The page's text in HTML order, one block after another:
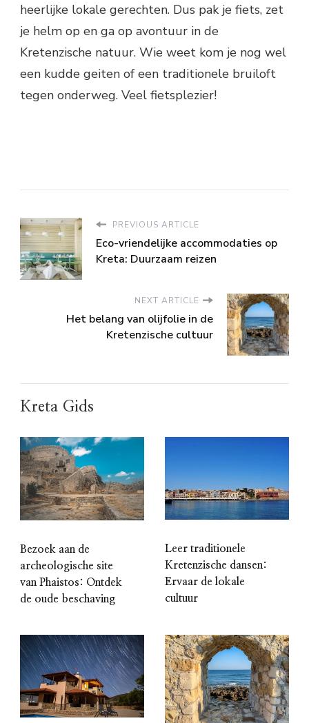
heerlijke lokale gerechten. Dus pak je fiets, zet
je helm op en ga op avontuur in de
Kretenzische natuur. Wie weet kom je nog wel
een kudde geiten of een traditionele bruiloft
tegen onderweg. Veel fietsplezier!
PREVIOUS ARTICLE
Eco-vriendelijke accommodaties op
Kreta: Duurzaam reizen
NEXT ARTICLE
Het belang van olijfolie in de
Kretenzische cultuur
Kreta Gids
Bezoek aan de
archeologische site
van Phaistos: Ontdek
de oude beschaving
Leer traditionele
Kretenzische dansen:
Ervaar de lokale
cultuur